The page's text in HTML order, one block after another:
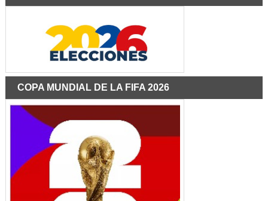
COPA MUNDIAL DE LA FIFA 2026